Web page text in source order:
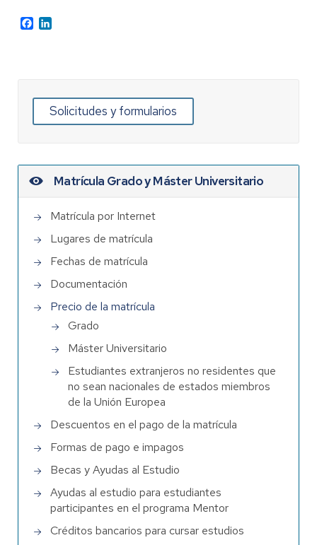
Facebook
Solicitudes y formularios
Matrícula Grado y Máster Universitario
Matrícula por Internet
Lugares de matrícula
Fechas de matrícula
Documentación
Precio de la matrícula
Grado
Máster Universitario
Estudiantes extranjeros no residentes que
no sean nacionales de estados miembros
de la Unión Europea
Descuentos en el pago de la matrícula
Formas de pago e impagos
Becas y Ayudas al Estudio
Ayudas al estudio para estudiantes
participantes en el programa Mentor
Créditos bancarios para cursar estudios